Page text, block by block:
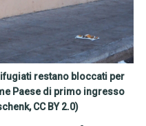
restano bloccati per
Paese di primo ingresso
CC BY 2.0)